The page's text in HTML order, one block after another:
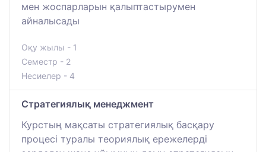
мен жоспарларын қалыптастырумен
айналысады
Оқу жылы - 1
Семестр - 2
Несиелер - 4
Стратегиялық менеджмент
Курстың мақсаты стратегиялық басқару
процесі туралы теориялық ережелерді